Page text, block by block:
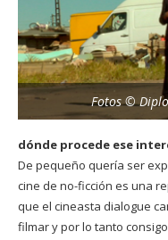
Fotos ©
dónde procede ese
De pequeño quería ser
cine de no-ficción es una
que el cineasta dialogue
filmar y por lo tanto